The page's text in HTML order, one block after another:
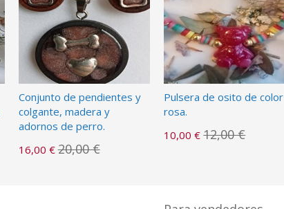
Conjunto de pendientes y
colgante, madera y
adornos de perro.
16,00 € 20,00 €
Pulsera de osito de color
rosa.
10,00 € 12,00 €